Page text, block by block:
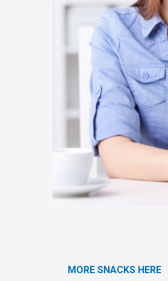
MORE SNACKS HERE